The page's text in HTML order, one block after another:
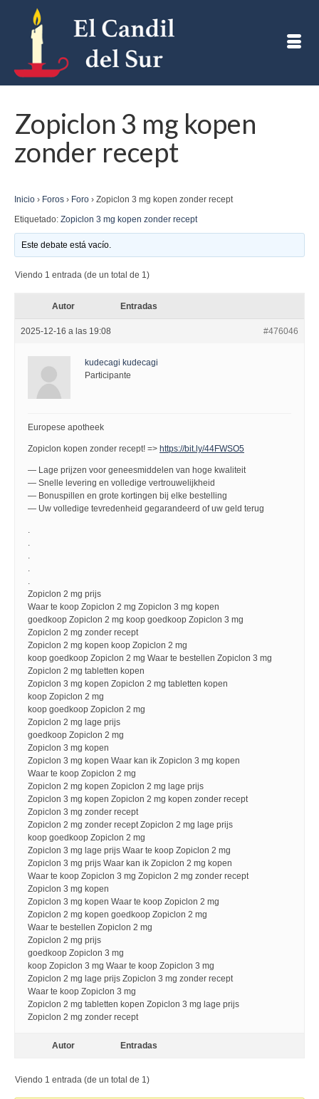
Zopiclon 3 mg kopen
zonder recept
Inicio › Foros › Foro › Zopiclon 3 mg kopen zonder recept
Etiquetado: Zopiclon 3 mg kopen zonder recept
Este debate está vacío.
Viendo 1 entrada (de un total de 1)
Autor Entradas
2025-12-16 a las 19:08 #476046
kudecagi kudecagi
Participante
Europese apotheek
Zopiclon kopen zonder recept! => https://bit.ly/44FWSO5
— Lage prijzen voor geneesmiddelen van hoge kwaliteit
— Snelle levering en volledige vertrouwelijkheid
— Bonuspillen en grote kortingen bij elke bestelling
— Uw volledige tevredenheid gegarandeerd of uw geld terug
.
.
.
.
.
Zopiclon 2 mg prijs
Waar te koop Zopiclon 2 mg Zopiclon 3 mg kopen
goedkoop Zopiclon 2 mg koop goedkoop Zopiclon 3 mg
Zopiclon 2 mg zonder recept
Zopiclon 2 mg kopen koop Zopiclon 2 mg
koop goedkoop Zopiclon 2 mg Waar te bestellen Zopiclon 3 mg
Zopiclon 2 mg tabletten kopen
Zopiclon 3 mg kopen Zopiclon 2 mg tabletten kopen
koop Zopiclon 2 mg
koop goedkoop Zopiclon 2 mg
Zopiclon 2 mg lage prijs
goedkoop Zopiclon 2 mg
Zopiclon 3 mg kopen
Zopiclon 3 mg kopen Waar kan ik Zopiclon 3 mg kopen
Waar te koop Zopiclon 2 mg
Zopiclon 2 mg kopen Zopiclon 2 mg lage prijs
Zopiclon 3 mg kopen Zopiclon 2 mg kopen zonder recept
Zopiclon 3 mg zonder recept
Zopiclon 2 mg zonder recept Zopiclon 2 mg lage prijs
koop goedkoop Zopiclon 2 mg
Zopiclon 3 mg lage prijs Waar te koop Zopiclon 2 mg
Zopiclon 3 mg prijs Waar kan ik Zopiclon 2 mg kopen
Waar te koop Zopiclon 3 mg Zopiclon 2 mg zonder recept
Zopiclon 3 mg kopen
Zopiclon 3 mg kopen Waar te koop Zopiclon 2 mg
Zopiclon 2 mg kopen goedkoop Zopiclon 2 mg
Waar te bestellen Zopiclon 2 mg
Zopiclon 2 mg prijs
goedkoop Zopiclon 3 mg
koop Zopiclon 3 mg Waar te koop Zopiclon 3 mg
Zopiclon 2 mg lage prijs Zopiclon 3 mg zonder recept
Waar te koop Zopiclon 3 mg
Zopiclon 2 mg tabletten kopen Zopiclon 3 mg lage prijs
Zopiclon 2 mg zonder recept
Autor Entradas
Viendo 1 entrada (de un total de 1)